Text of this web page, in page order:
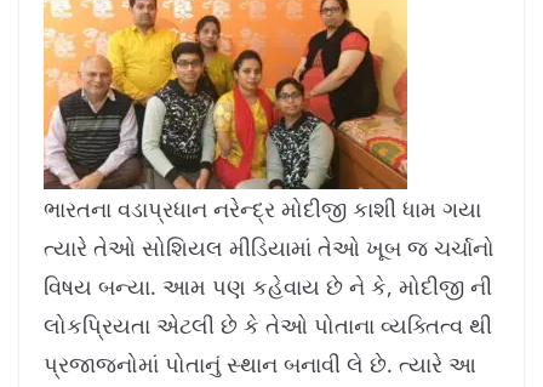
ભારતના વડાપ્રધાન નરેન્દ્ર મોદીજી કાશી ધામ ગયા
ત્યારે તેઓ સોશિયલ મીડિયામાં તેઓ ખૂબ જ ચર્ચાનો
વિષય બન્યા. આમ પણ કહેવાય છે ને કે, મોદીજી ની
લોકપ્રિયતા એટલી છે કે તેઓ પોતાના વ્યક્તિત્વ થી
પ્રજાજનોમાં પોતાનું સ્થાન બનાવી લે છે. ત્યારે આ